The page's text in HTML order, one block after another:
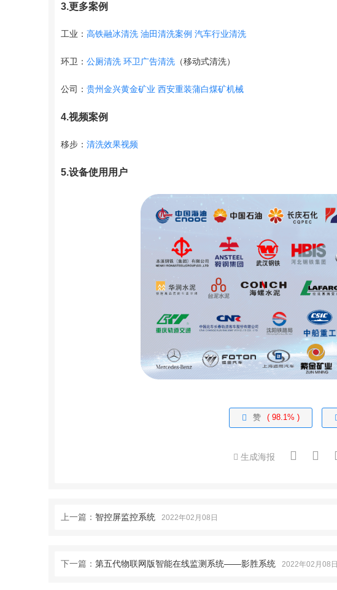
3.更多案例
工业： 高铁融冰清洗 油田清洗案例 汽车行业清洗
环卫： 公厕清洗 环卫广告清洗 （移动式清洗）
公司： 贵州金兴黄金矿业 西安重装蒲白煤矿机械
4.视频案例
移步： 清洗效果视频
5.设备使用用户
赞 ( 98.1% )
生成海报
上一篇： 智控屏监控系统 2022年02月08日
下一篇： 第五代物联网版智能在线监测系统——影胜系统 2022年02月08日